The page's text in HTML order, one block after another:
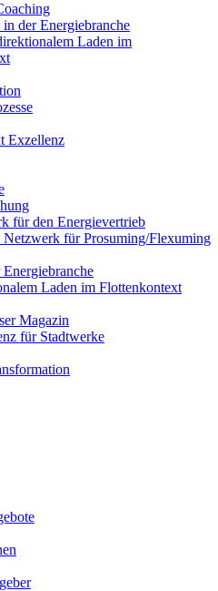
der Energiebranche
Laden im
Exzellenz
für den Energievertrieb
für Prosuming/Flexuming
Laden im Flottenkontext
Magazin
für Stadtwerke